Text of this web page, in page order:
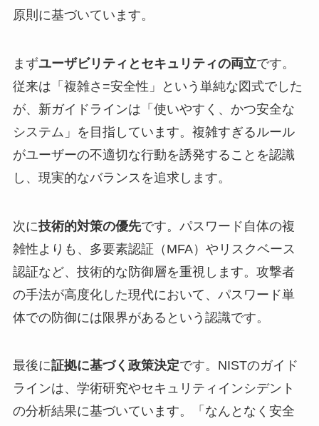
原則に基づいています。
まずユーザビリティとセキュリティの両立です。
従来は「複雑さ=安全性」という単純な図式でした
が、新ガイドラインは「使いやすく、かつ安全な
システム」を目指しています。複雑すぎるルール
がユーザーの不適切な行動を誘発することを認識
し、現実的なバランスを追求します。
次に技術的対策の優先です。パスワード自体の複
雑性よりも、多要素認証（MFA）やリスクベース
認証など、技術的な防御層を重視します。攻撃者
の手法が高度化した現代において、パスワード単
体での防御には限界があるという認識です。
最後に証拠に基づく政策決定です。NISTのガイド
ラインは、学術研究やセキュリティインシデント
の分析結果に基づいています。「なんとなく安全